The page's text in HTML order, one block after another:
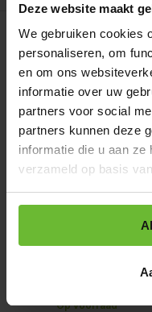
Deze website maakt
We gebruiken cookies
personaliseren, om
en om ons
informatie over uw
partners voor social
partners kunnen deze
informatie die u aan
verzameld op basis
Op werkdagen voor
verzonden.
Zakje 85 gram
Art# 16732S
Op voorraad
Strooibus 250
Art# 16732Z
Op voorraad
Art# 16732K
Baal a 20 kilo
Op voorraad